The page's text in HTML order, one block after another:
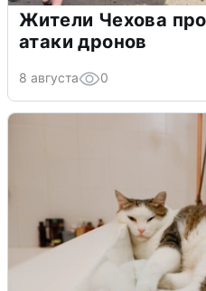
Жители Чехова
атаки дронов
8 августа 0